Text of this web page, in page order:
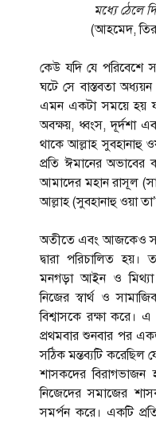
মধ্যে ঠেলে
(আহমেদ,
কেউ যদি যে পরিবেশে
ঘটে সে বাস্তবতা
এমন একটা সময়ে হয়
অবক্ষয়, ধ্বংস, দূর্দশা
থাকে আল্লাহ সুবহানাহু
প্রতি ঈমানের
আমাদের মহান রাসূল
আল্লাহ (সুবহানাহু ওয়া
অতীতে এবং আজকেও
দ্বারা পরিচালিত হয়।
মনগড়া আইন ও মিথ্যা
নিজের স্বার্থ ও
বিশ্বাসকে রক্ষা করে।
প্রথমবার শুনবার পর
সঠিক মন্তব্যটি করেছিল
শাসকদের বিরাগভাজন
নিজেদের সমাজের
সমর্পন করে। একটি